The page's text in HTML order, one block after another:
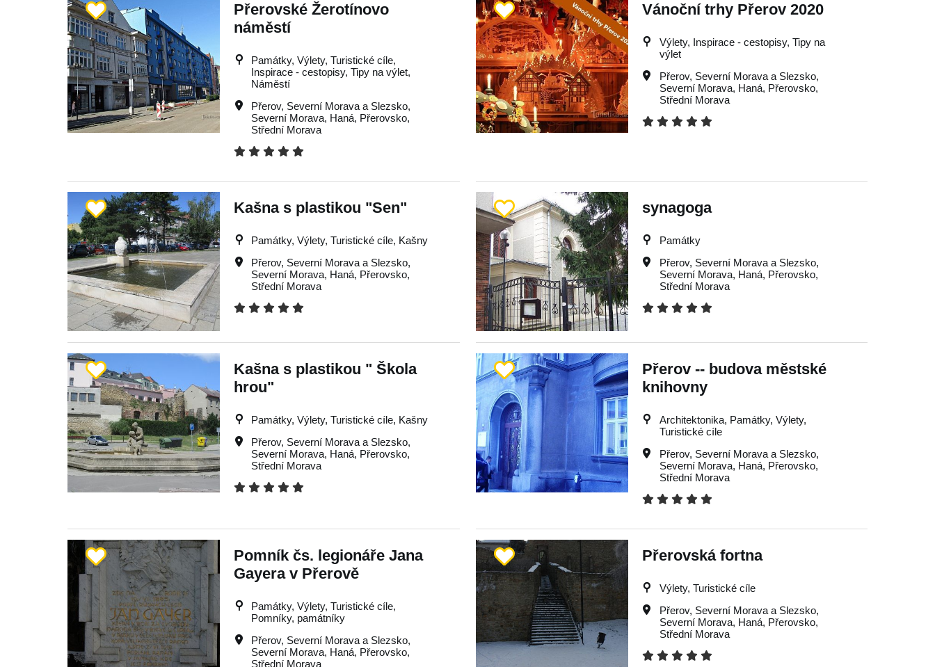
Přerovské Žerotínovo
náměstí
Památky, Výlety, Turistické cíle,
Inspirace - cestopisy, Tipy na výlet,
Náměstí
Přerov, Severní Morava a Slezsko,
Severní Morava, Haná, Přerovsko,
Střední Morava
Vánoční trhy Přerov 2020
Výlety, Inspirace - cestopisy, Tipy na
výlet
Přerov, Severní Morava a Slezsko,
Severní Morava, Haná, Přerovsko,
Střední Morava
Kašna s plastikou "Sen"
Památky, Výlety, Turistické cíle, Kašny
Přerov, Severní Morava a Slezsko,
Severní Morava, Haná, Přerovsko,
Střední Morava
synagoga
Památky
Přerov, Severní Morava a Slezsko,
Severní Morava, Haná, Přerovsko,
Střední Morava
Kašna s plastikou " Škola
hrou"
Památky, Výlety, Turistické cíle, Kašny
Přerov, Severní Morava a Slezsko,
Severní Morava, Haná, Přerovsko,
Střední Morava
Přerov -- budova městské
knihovny
Architektonika, Památky, Výlety,
Turistické cíle
Přerov, Severní Morava a Slezsko,
Severní Morava, Haná, Přerovsko,
Střední Morava
Pomník čs. legionáře Jana
Gayera v Přerově
Památky, Výlety, Turistické cíle,
Pomníky, památníky
Přerov, Severní Morava a Slezsko,
Severní Morava, Haná, Přerovsko,
Střední Morava
Přerovská fortna
Výlety, Turistické cíle
Přerov, Severní Morava a Slezsko,
Severní Morava, Haná, Přerovsko,
Střední Morava